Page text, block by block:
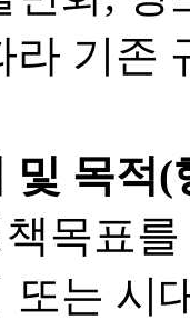
라 기존
및 목적
목표
또는 시